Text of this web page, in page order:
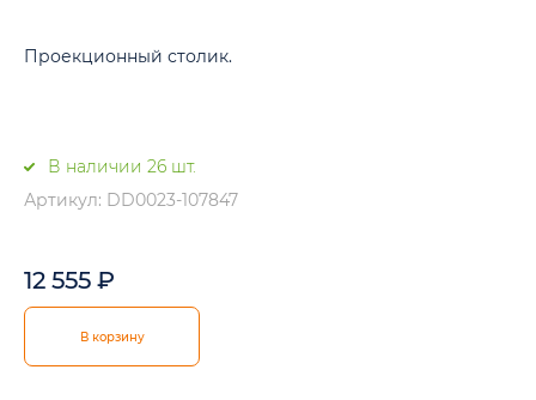
Проекционный столик.
В наличии 26 шт.
Артикул: DD0023-107847
12 555 ₽
В корзину